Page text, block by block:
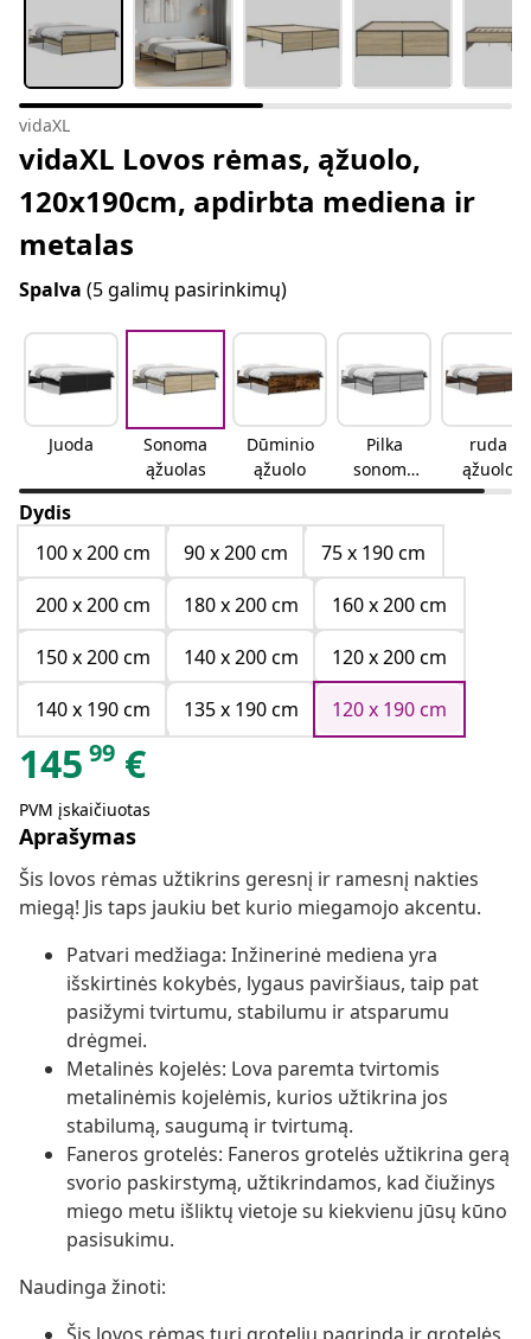
vidaXL
vidaXL Lovos rėmas, ąžuolo,
120x190cm, apdirbta mediena ir
metalas
Spalva (5 galimų pasirinkimų)
Juoda
Sonoma
ąžuolas
Dūminio
ąžuolo
Pilka
sonoma
ąžuolo
ruda
ąžuolo
Dydis
100 x 200 cm
90 x 200 cm
75 x 190 cm
200 x 200 cm
180 x 200 cm
160 x 200 cm
150 x 200 cm
140 x 200 cm
120 x 200 cm
140 x 190 cm
135 x 190 cm 120 x 190 cm
145 99 €
PVM įskaičiuotas
Aprašymas
Šis lovos rėmas užtikrins geresnį ir ramesnį nakties
miegą! Jis taps jaukiu bet kurio miegamojo akcentu.
Patvari medžiaga: Inžinerinė mediena yra
išskirtinės kokybės, lygaus paviršiaus, taip pat
pasižymi tvirtumu, stabilumu ir atsparumu
drėgmei.
Metalinės kojelės: Lova paremta tvirtomis
metalinėmis kojelėmis, kurios užtikrina jos
stabilumą, saugumą ir tvirtumą.
Faneros grotelės: Faneros grotelės užtikrina gerą
svorio paskirstymą, užtikrindamos, kad čiužinys
miego metu išliktų vietoje su kiekvienu jūsų kūno
pasisukimu.
Naudinga žinoti: